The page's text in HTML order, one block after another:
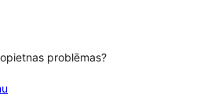
problēmas?